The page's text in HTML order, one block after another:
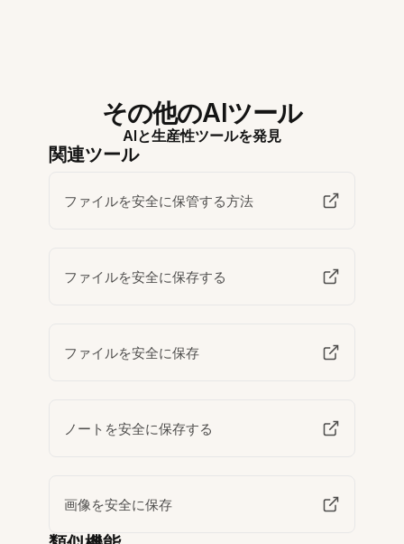
その他のAIツール
AIと生産性ツールを発見
関連ツール
ファイルを安全に保管する方法
ファイルを安全に保存する
ファイルを安全に保存
ノートを安全に保存する
画像を安全に保存